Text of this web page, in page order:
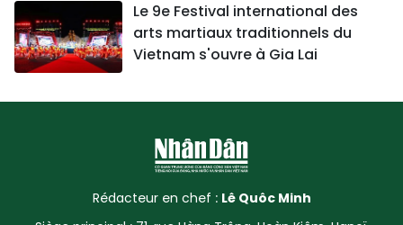
Le 9e Festival international des
arts martiaux traditionnels du
Vietnam s'ouvre à Gia Lai
Rédacteur en chef : Lê Quôc Minh